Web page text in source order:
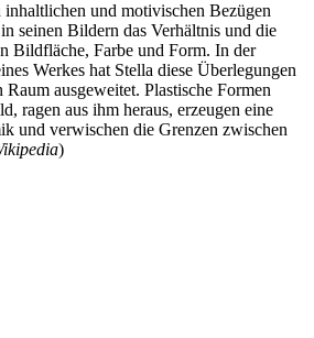
und motivischen Bezügen
seinen Bildern das Verhältnis und die
Bildfläche, Farbe und Form. In der
Werkes hat Stella diese Überlegungen
ausgeweitet. Plastische Formen
ragen aus ihm heraus, erzeugen eine
und verwischen die Grenzen zwischen
)